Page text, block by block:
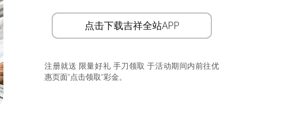
点击下载吉祥全站APP
注册就送 限量好礼 手刀领取 于活动期间内前往优
惠页面”点击领取”彩金。